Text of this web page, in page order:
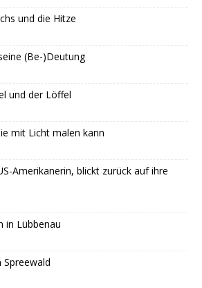
und die Hitze
(Be-)Deutung
und der Löffel
mit Licht malen kann
Amerikanerin, blickt zurück auf ihre
in Lübbenau
Spreewald